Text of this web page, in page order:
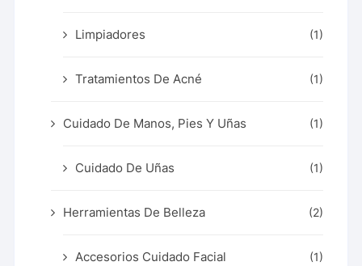
Limpiadores (1)
Tratamientos De Acné (1)
Cuidado De Manos, Pies Y Uñas (1)
Cuidado De Uñas (1)
Herramientas De Belleza (2)
Accesorios Cuidado Facial (1)